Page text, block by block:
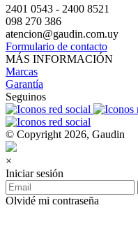
2401 0543 - 2400 8521
098 270 386
atencion@gaudin.com.uy
Formulario de contacto
MÁS INFORMACIÓN
Marcas
Garantía
Seguinos
© Copyright 2026, Gaudin
×
Iniciar sesión
Olvidé mi contraseña